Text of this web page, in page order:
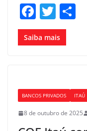
F
a
c
o
o
k
T
w
itt
Saiba mais
BANCOS PRIVADOS ITAÚ
8 de outubro de 2025